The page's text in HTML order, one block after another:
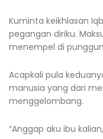
Kuminta keikhlasan
pegangan diriku.
menempel di
Acapkali pula
manusia yang dari
menggelombang.
“Anggap aku ibu